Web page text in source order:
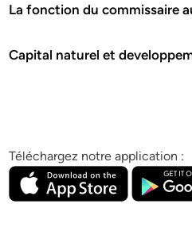
La fonction du commissaire
Capital naturel et
Téléchargez notre application :